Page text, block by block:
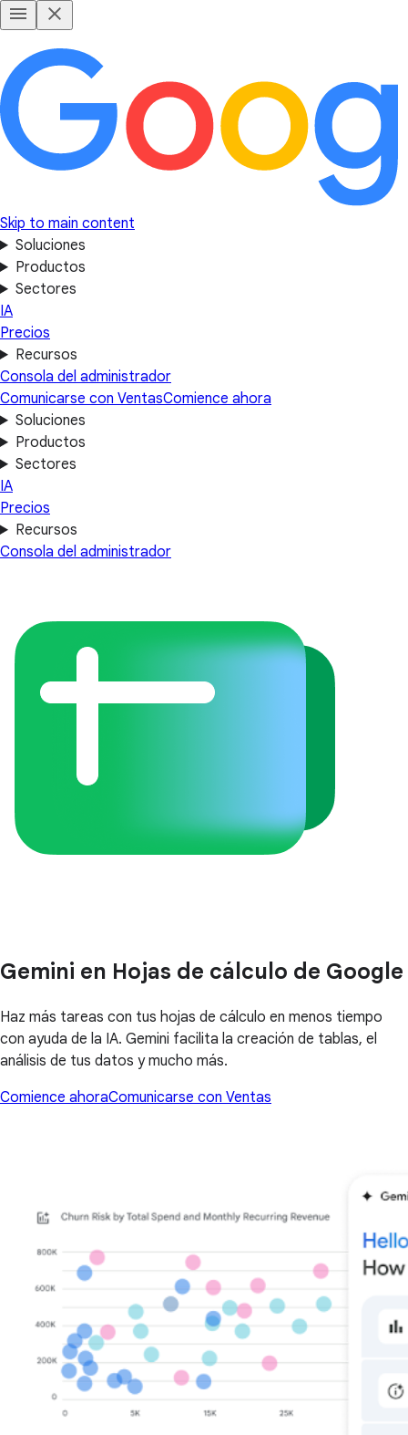
Skip to main content
Soluciones
Productos
Sectores
IA
Precios
Recursos
Consola del administrador
Comunicarse con VentasComience ahora
Soluciones
Productos
Sectores
IA
Precios
Recursos
Consola del administrador
Gemini en Hojas de cálculo de Google
Haz más tareas con tus hojas de cálculo en menos tiempo
con ayuda de la IA. Gemini facilita la creación de tablas, el
análisis de tus datos y mucho más.
Comience ahoraComunicarse con Ventas